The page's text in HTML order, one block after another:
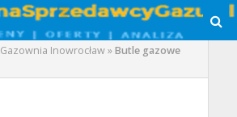
Gazownia Inowrocław»Butle gazowe